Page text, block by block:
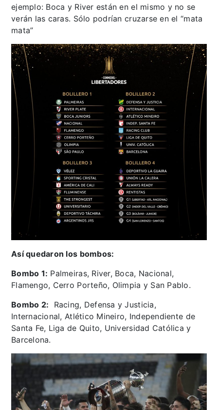
ejemplo: Boca y River están en el mismo y no se
verán las caras. Sólo podrían cruzarse en el “mata
mata”
Así quedaron los bombos:
Bombo 1: Palmeiras, River, Boca, Nacional,
Flamengo, Cerro Porteño, Olimpia y San Pablo.
Bombo 2: Racing, Defensa y Justicia,
Internacional, Atlético Mineiro, Independiente de
Santa Fe, Liga de Quito, Universidad Católica y
Barcelona.